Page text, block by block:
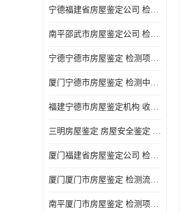
宁德福建省房屋鉴定公司 检测项目广 可及时反馈数据结果
南平邵武市房屋鉴定公司 检测准确率高 加强房屋的日常与管理
宁德宁德市房屋鉴定 检测项目广 可及时反馈数据结果
厦门宁德市房屋鉴定 检测中心 收费合理规范 项目全 周期短
福建宁德市房屋鉴定机构 收费合理规范 加强房屋的日常与管理
三明房屋鉴定 房屋安全鉴定 检测方便 快捷 经验较为丰富
厦门福建省房屋鉴定公司 检测流程规范 加强房屋的日常与管理
厦门厦门市房屋鉴定 检测流程规范 检测方式多样化
南平厦门市房屋鉴定 检测项目广 经验较为丰富